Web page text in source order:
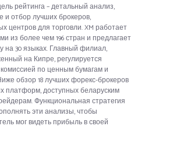
рейтинга – детальный анализ,
и отбор лучших брокеров,
центров для торговли. XM работает
из более чем 196 стран и предлагает
на 30 языках. Главный филиал,
на Кипре, регулируется
по ценным бумагам и
обзор 18 лучших форекс-брокеров
платформ, доступных беларуским
Функциональная стратегия
эти анализы, чтобы
мог видеть прибыль в своей